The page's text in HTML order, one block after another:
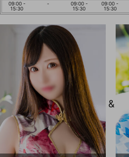
09:00 -
15:30
-
09:00 -
15:30
09:00 -
15:30
&